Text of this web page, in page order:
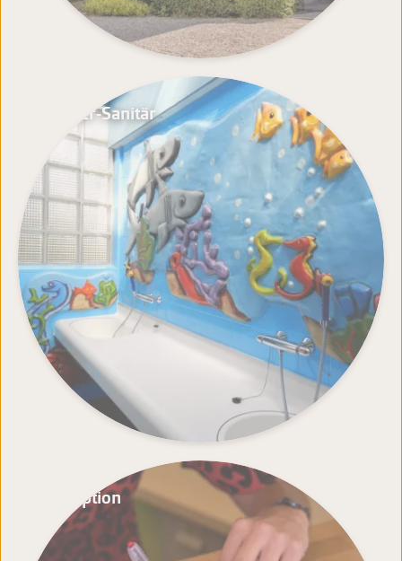
Kinder-Sanitär
Rezeption